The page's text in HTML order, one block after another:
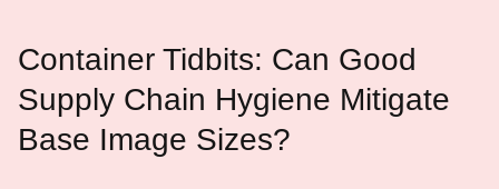
Container Tidbits: Can Good
Supply Chain Hygiene Mitigate
Base Image Sizes?